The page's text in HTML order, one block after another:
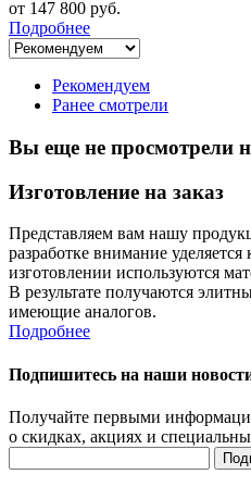
от 147 800 руб.
Подробнее
Рекомендуем
Ранее смотрели
Вы еще не просмотрели
Изготовление на заказ
Представляем вам нашу
разработке внимание
изготовлении используются
В результате получаются
имеющие аналогов.
Подробнее
Подпишитесь на наши
Получайте первыми
о скидках, акциях и